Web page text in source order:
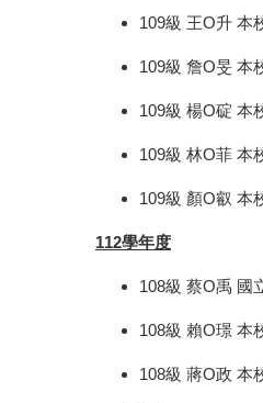
109級 王O升 本
109級 詹O旻 本
109級 楊O碇 本
109級 林O菲 本
109級 顏O叡 本
112學年度
108級 蔡O禹 國
108級 賴O璟 本
108級 蔣O政 本